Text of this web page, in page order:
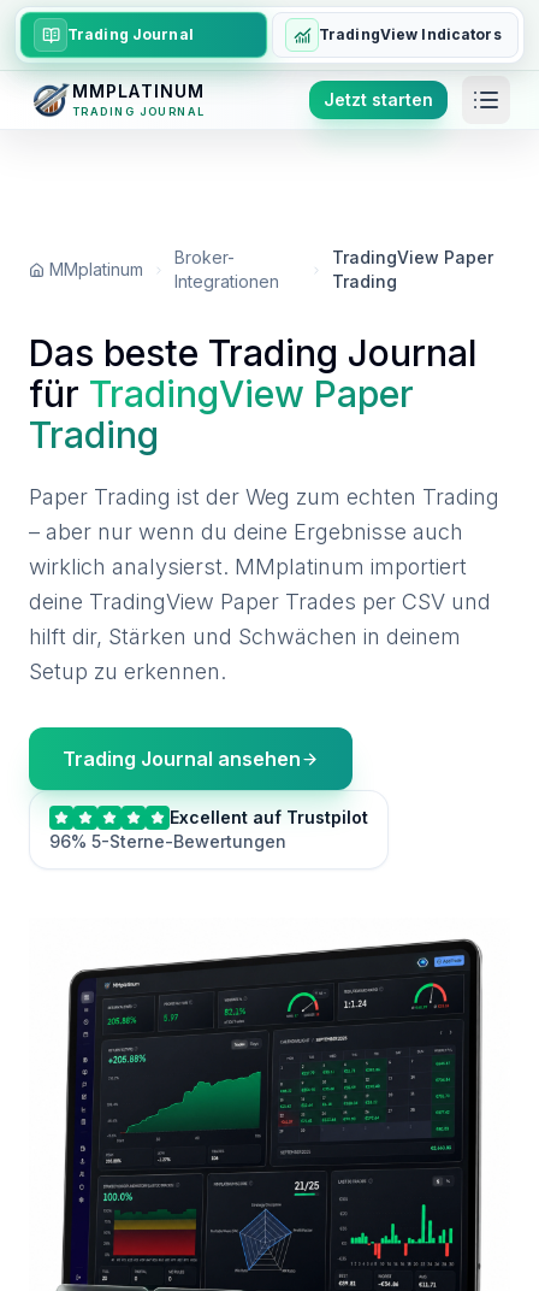
Trading Journal TradingView Indicators
MMPLATINUM
TRADING JOURNAL
Jetzt starten
MMplatinum
Broker-
Integrationen
TradingView Paper
Trading
Das beste Trading Journal
für TradingView Paper
Trading
Paper Trading ist der Weg zum echten Trading
– aber nur wenn du deine Ergebnisse auch
wirklich analysierst. MMplatinum importiert
deine TradingView Paper Trades per CSV und
hilft dir, Stärken und Schwächen in deinem
Setup zu erkennen.
Trading Journal ansehen
Excellent auf Trustpilot
96% 5-Sterne-Bewertungen